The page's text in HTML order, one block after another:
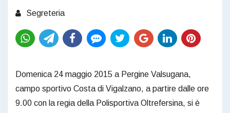
Segreteria
Domenica 24 maggio 2015 a Pergine Valsugana,
campo sportivo Costa di Vigalzano, a partire dalle ore
9.00 con la regia della Polisportiva Oltrefersina, si è